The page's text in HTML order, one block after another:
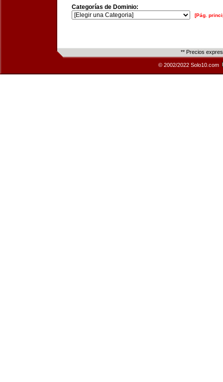
Categorías de Dominio:
[Pág.
** Precios
© 2002/2022 Solo10.com